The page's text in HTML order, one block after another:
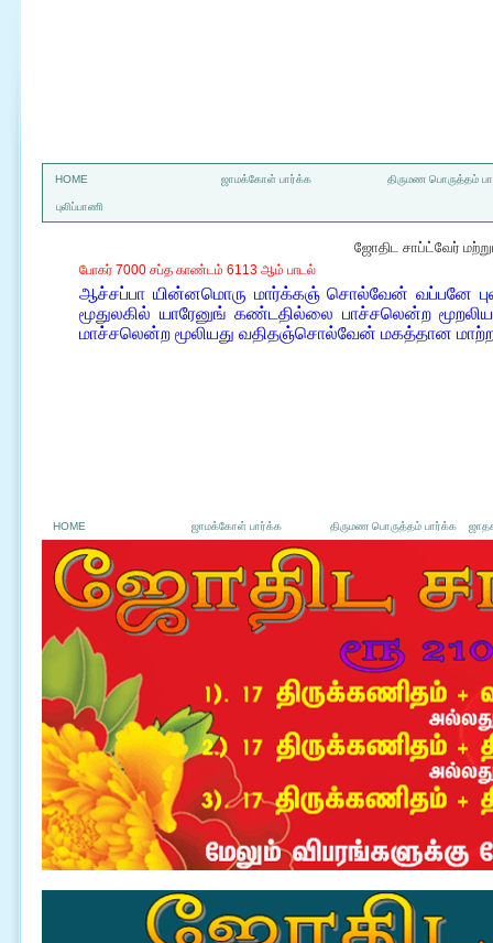
HOME ஜாமக்கோள் பார்க்க திருமண பொருத்தம்
புலிப்பாணி
ஜோதிட சாப்ட்வேர்
போகர் 7000 சப்த காண்டம் 6113 ஆம் பாடல்
ஆச்சப்பா யின்னமொரு மார்க்கஞ் சொல்வேன் வப்பனே
மூதுலகில் யாரேனுங் கண்டதில்லை பாச்சலென்ற
மாச்சலென்ற மூலியது வதிதஞ்சொல்வேன் மகத்தான
HOME ஜாமக்கோள் பார்க்க திருமண பொருத்தம் பார்க்க